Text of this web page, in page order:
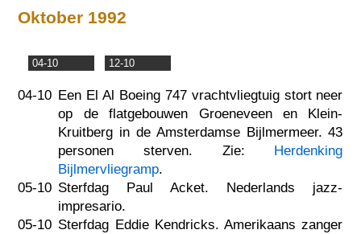
Oktober 1992
04-10 12-10
04-10 Een El Al Boeing 747 vrachtvliegtuig stort neer
op de flatgebouwen Groeneveen en Klein-
Kruitberg in de Amsterdamse Bijlmermeer. 43
personen sterven. Zie: Herdenking
Bijlmervliegramp.
05-10 Sterfdag Paul Acket. Nederlands jazz-
impresario.
05-10 Sterfdag Eddie Kendricks. Amerikaans zanger